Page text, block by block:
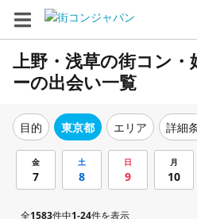
上野・浅草の街コン・
ーの出会い一覧
目的 東京都 エリア 詳細
金
7
土
8
日
9
月
10
全1583件中1-24件を表示